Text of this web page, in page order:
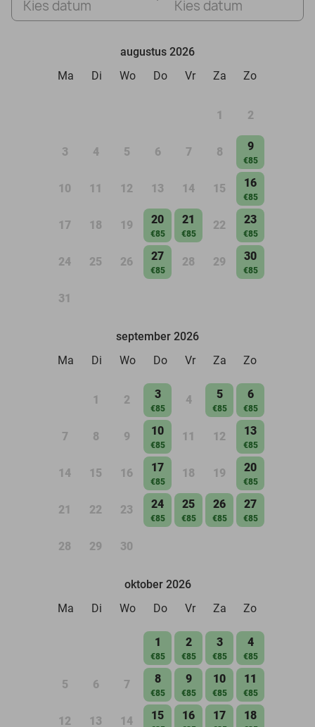
Kies datum Kies datum
augustus 2026
Ma
Di Wo Do Vr Za Zo
1 2
3 4 5 6 7 8 9
€85
10 11 12 13 14 15 16
€85
17 18 19 20
€85
21
€85
22 23
€85
24 25 26 27
€85
28 29 30
€85
31
september 2026
Ma
Di Wo Do Vr Za Zo
1 2 3
€85
4 5
€85
6
€85
7 8 9 10
€85
11 12 13
€85
14 15 16 17
€85
18 19 20
€85
21 22 23 24
€85
25
€85
26
€85
27
€85
28 29 30
oktober 2026
Ma
Di Wo Do Vr Za Zo
1
€85
2
€85
3
€85
4
€85
5 6 7 8
€85
9
€85
10
€85
11
€85
12 13 14 15 16 17 18